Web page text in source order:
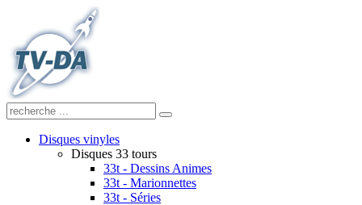
Disques vinyles
Disques 33 tours
33t - Dessins Animes
33t - Marionnettes
33t - Séries